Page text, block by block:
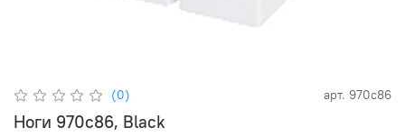
(0) арт. 970c86
Ноги 970c86, Black